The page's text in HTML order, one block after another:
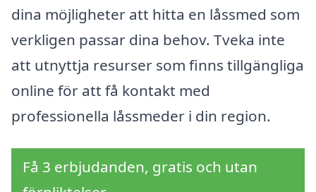
dina möjligheter att hitta en låssmed som
verkligen passar dina behov. Tveka inte
att utnyttja resurser som finns tillgängliga
online för att få kontakt med
professionella låssmeder i din region.
Få 3 erbjudanden, gratis och utan